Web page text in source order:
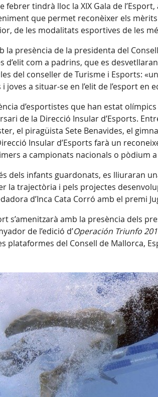
febrer tindrà lloc la XIX Gala de
que permet reconèixer els
de les modalitats esportives de les
la presència de la presidenta del
d’elit com a padrins, que es desvetllaran
del conseller de Turisme i Esports:
joves a situar-se en l’elit de l’esport en
d’esportistes que han estat
de la Direcció Insular d’Esports.
el piragüista Sete Benavides, el
Insular d’Esports farà un
a campionats nacionals o pòdium
dels infants guardonats, es lliuraran
la trajectòria i pels projectes
d’Inca Cata Corró amb el premi
s’amenitzarà amb la presència dels
de l’edició d’Operación Triunfo
plataformes del Consell de Mallorca,